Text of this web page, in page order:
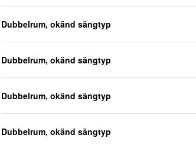
Dubbelrum, okänd sängtyp
Dubbelrum, okänd sängtyp
Dubbelrum, okänd sängtyp
Dubbelrum, okänd sängtyp